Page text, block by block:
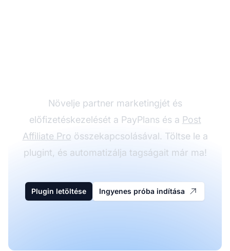
Növelje partner marketingjét és
előfizetéskezelését a PayPlans és a Post
Affiliate Pro összekapcsolásával. Töltse le a
plugint, és automatizálja tagságait már ma!
Plugin letöltése Ingyenes próba indítása